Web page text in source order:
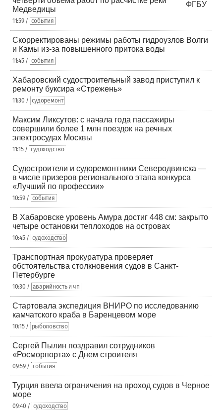
Медведицы
11:59 / события
Скорректированы режимы работы гидроузлов Волги
и Камы из-за повышенного притока воды
11:45 / события
Хабаровский судостроительный завод приступил к
ремонту буксира «Стрежень»
11:30 / судоремонт
Максим Ликсутов: с начала года пассажиры
совершили более 1 млн поездок на речных
электросудах Москвы
11:15 / судоходство
Судостроители и судоремонтники Северодвинска —
в числе призеров регионального этапа конкурса
«Лучший по профессии»
10:59 / события
В Хабаровске уровень Амура достиг 448 см: закрыто
четыре остановки теплоходов на островах
10:45 / судоходство
Транспортная прокуратура проверяет
обстоятельства столкновения судов в Санкт-
Петербурге
10:30 / аварийность и чп
Стартовала экспедиция ВНИРО по исследованию
камчатского краба в Баренцевом море
10:15 / рыболовство
Сергей Пылин поздравил сотрудников
«Росморпорта» с Днем строителя
09:59 / события
Турция ввела ограничения на проход судов в Черное
море
09:40 / судоходство